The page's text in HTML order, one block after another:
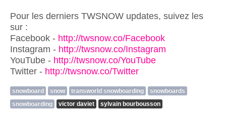
Pour les derniers TWSNOW updates, suivez les
sur :
Facebook - http://twsnow.co/Facebook
Instagram - http://twsnow.co/Instagram
YouTube - http://twsnow.co/YouTube
Twitter - http://twsnow.co/Twitter
snowboard snow transworld snowboarding
snowboards
snowboarding
victor daviet sylvain bourbousson